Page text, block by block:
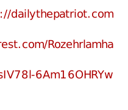
dailythepatriot.com/
Rozehrlamha
6Am16OHRYw